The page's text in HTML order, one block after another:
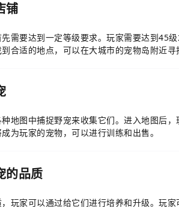
铺
需要达到一定等级要求。玩家需要达到45
合适的地点，可以在大城市的宠物岛附近
地图中捕捉野宠来收集它们。进入地图后
为玩家的宠物，可以进行训练和出售。
的品质
玩家可以通过给它们进行培养和升级。玩